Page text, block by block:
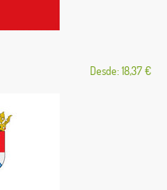
Desde: 18,37 €